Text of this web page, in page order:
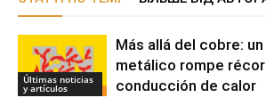
Últimas noticias
y artículos
Más allá del cobre:
metálico rompe
conducción de calor